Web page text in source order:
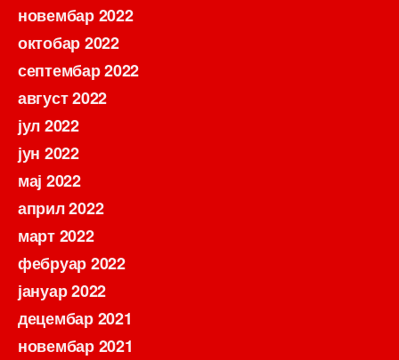
новембар 2022
октобар 2022
септембар 2022
август 2022
јул 2022
јун 2022
мај 2022
април 2022
март 2022
фебруар 2022
јануар 2022
децембар 2021
новембар 2021